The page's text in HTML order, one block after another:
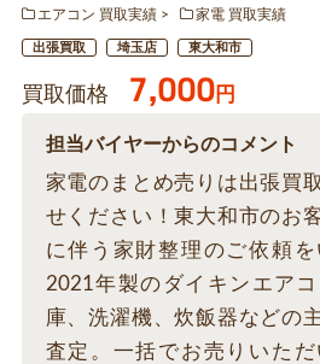
エアコン 買取実績
家電 買取実績
出張買取 埼玉店 東大和市
買取価格 7,000円
担当バイヤーからのコメント
家電のまとめ売りは出張買
せください！東大和市のお
に伴う家財整理のご依頼を
2021年製のダイキンエア
庫、洗濯機、炊飯器などの
査定。一括でお売りいた